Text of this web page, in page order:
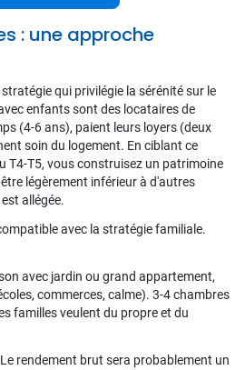
: une approche
qui privilégie la sérénité sur le
enfants sont des locataires de
(4-6 ans), paient leurs loyers (deux
soin du logement. En ciblant ce
T4-T5, vous construisez un patrimoine
légèrement inférieur à d'autres
allégée.
avec la stratégie familiale.
avec jardin ou grand appartement,
commerces, calme). 3-4 chambres
familles veulent du propre et du
Le rendement brut sera probablement un